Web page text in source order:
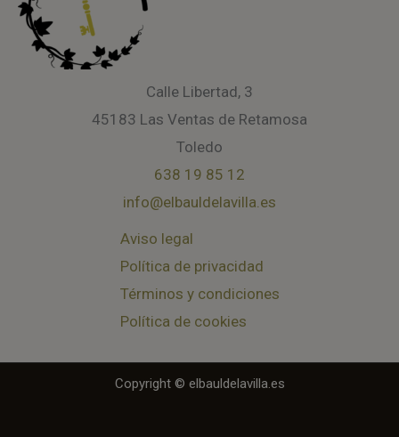
Calle Libertad, 3
45183 Las Ventas de Retamosa
Toledo
638 19 85 12
info@elbauldelavilla.es
Aviso legal
Política de privacidad
Términos y condiciones
Política de cookies
Copyright © elbauldelavilla.es